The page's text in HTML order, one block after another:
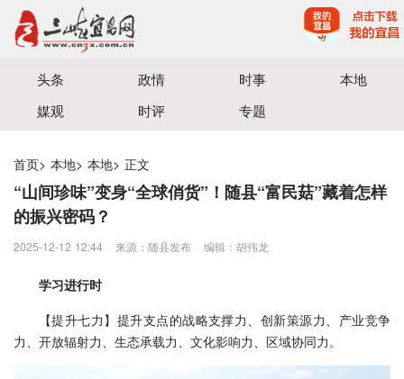
宜昌三峡融媒体中心主办
头条 政情 时事
本地
媒观
时评 专题
首页> 本地> 本地> 正文
“山间珍味”变身“全球俏货”！随县“富民菇”藏着怎样
的振兴密码？
2025-12-12 12:44 来源：​随县发布 编辑：胡伟龙
学习进行时
【提升七力】提升支点的战略支撑力、创新策源力、产业竞争
力、开放辐射力、生态承载力、文化影响力、区域协同力。